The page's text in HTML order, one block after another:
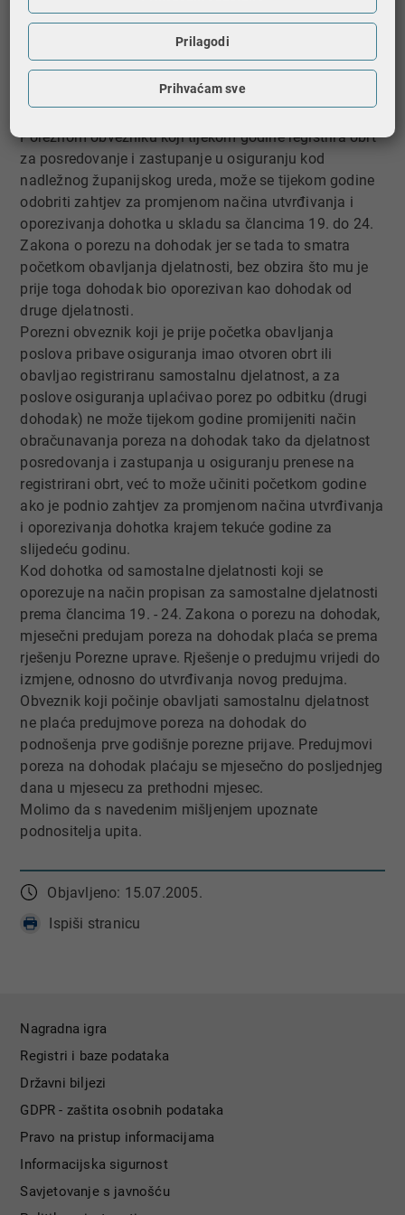
utvrđivao dohodak u skladu sa člancima 19. do 24.
Zakona o porezu na dohodak. Zahtjev za promjenom
načina utvrđivanja i oporezivanja dohotka, u ovom
slučaju, porezni obveznik obvezan je podnijeti do kraja
tekuće godine za iduću godinu.
Poreznom obvezniku koji tijekom godine registrira obrt
za posredovanje i zastupanje u osiguranju kod
nadležnog županijskog ureda, može se tijekom godine
odobriti zahtjev za promjenom načina utvrđivanja i
oporezivanja dohotka u skladu sa člancima 19. do 24.
Zakona o porezu na dohodak jer se tada to smatra
početkom obavljanja djelatnosti, bez obzira što mu je
prije toga dohodak bio oporezivan kao dohodak od
druge djelatnosti.
Porezni obveznik koji je prije početka obavljanja
poslova pribave osiguranja imao otvoren obrt ili
obavljao registriranu samostalnu djelatnost, a za
poslove osiguranja uplaćivao porez po odbitku (drugi
dohodak) ne može tijekom godine promijeniti način
obračunavanja poreza na dohodak tako da djelatnost
posredovanja i zastupanja u osiguranju prenese na
registrirani obrt, već to može učiniti početkom godine
ako je podnio zahtjev za promjenom načina utvrđivanja
i oporezivanja dohotka krajem tekuće godine za
slijedeću godinu.
Kod dohotka od samostalne djelatnosti koji se
oporezuje na način propisan za samostalne djelatnosti
prema člancima 19. - 24. Zakona o porezu na dohodak,
mjesečni predujam poreza na dohodak plaća se prema
rješenju Porezne uprave. Rješenje o predujmu vrijedi do
izmjene, odnosno do utvrđivanja novog predujma.
Obveznik koji počinje obavljati samostalnu djelatnost
ne plaća predujmove poreza na dohodak do
podnošenja prve godišnje porezne prijave. Predujmovi
poreza na dohodak plaćaju se mjesečno do posljednjeg
dana u mjesecu za prethodni mjesec.
Molimo da s navedenim mišljenjem upoznate
podnositelja upita.
Objavljeno: 15.07.2005.
Ispiši stranicu
Nagradna igra
Registri i baze podataka
Državni biljezi
GDPR - zaštita osobnih podataka
Pravo na pristup informacijama
Informacijska sigurnost
Savjetovanje s javnošću
Prilagodi
Prihvaćam sve